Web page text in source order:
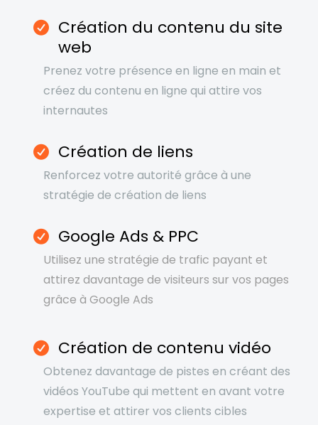
Création du contenu du site
web
Prenez votre présence en ligne en main et
créez du contenu en ligne qui attire vos
internautes
Création de liens
Renforcez votre autorité grâce à une
stratégie de création de liens
Google Ads & PPC
Utilisez une stratégie de trafic payant et
attirez davantage de visiteurs sur vos pages
grâce à Google Ads
Création de contenu vidéo
Obtenez davantage de pistes en créant des
vidéos YouTube qui mettent en avant votre
expertise et attirer vos clients cibles